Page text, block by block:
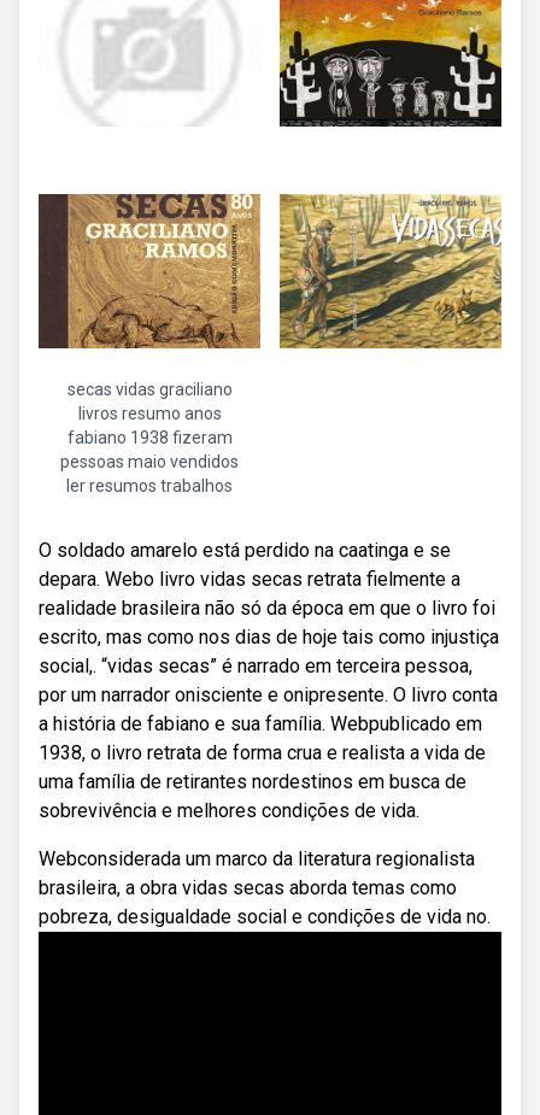
secas vidas graciliano
livros resumo anos
fabiano 1938 fizeram
pessoas maio vendidos
ler resumos trabalhos
O soldado amarelo está perdido na caatinga e se
depara. Webo livro vidas secas retrata fielmente a
realidade brasileira não só da época em que o livro foi
escrito, mas como nos dias de hoje tais como injustiça
social,. “vidas secas” é narrado em terceira pessoa,
por um narrador onisciente e onipresente. O livro conta
a história de fabiano e sua família. Webpublicado em
1938, o livro retrata de forma crua e realista a vida de
uma família de retirantes nordestinos em busca de
sobrevivência e melhores condições de vida.
Webconsiderada um marco da literatura regionalista
brasileira, a obra vidas secas aborda temas como
pobreza, desigualdade social e condições de vida no.